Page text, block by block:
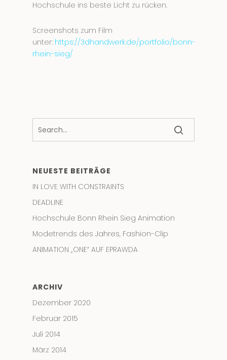
Hochschule ins beste Licht zu rücken.
Screenshots zum Film
unter: https://3dhandwerk.de/portfolio/bonn-
rhein-sieg/
NEUESTE BEITRÄGE
IN LOVE WITH CONSTRAINTS
DEADLINE
Hochschule Bonn Rhein Sieg Animation
Modetrends des Jahres, Fashion-Clip
ANIMATION „ONE“ AUF EPRAWDA
ARCHIV
Dezember 2020
Februar 2015
Juli 2014
März 2014